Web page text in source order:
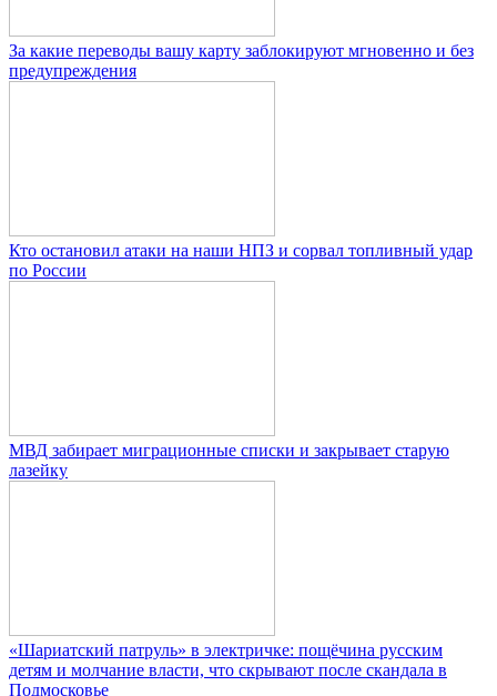
За какие переводы вашу карту заблокируют мгновенно и без
предупреждения
Кто остановил атаки на наши НПЗ и сорвал топливный удар
по России
МВД забирает миграционные списки и закрывает старую
лазейку
«Шариатский патруль» в электричке: пощёчина русским
детям и молчание власти, что скрывают после скандала в
Подмосковье